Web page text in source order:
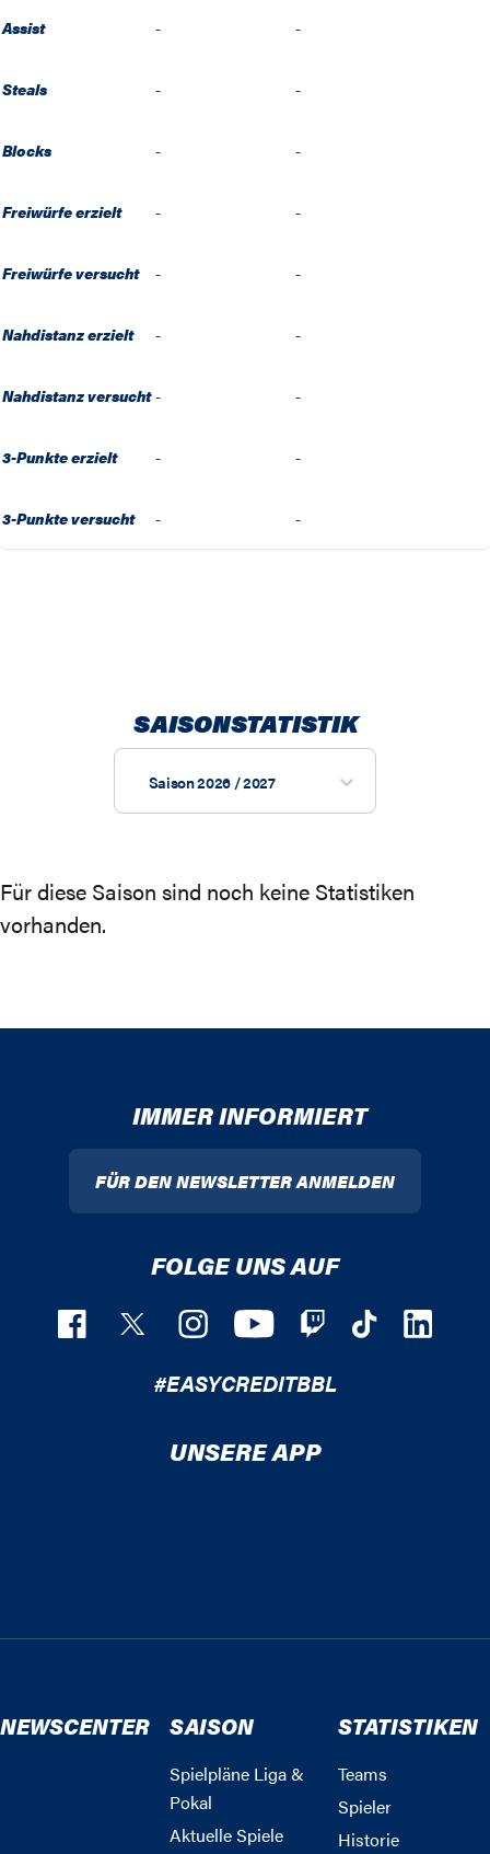
Assist - -
Steals - -
Blocks - -
Freiwürfe erzielt - -
Freiwürfe versucht - -
Nahdistanz erzielt - -
Nahdistanz versucht - -
3-Punkte erzielt - -
3-Punkte versucht - -
SAISONSTATISTIK
Saison 2026 / 2027
Für diese Saison sind noch keine Statistiken
vorhanden.
IMMER INFORMIERT
FÜR DEN NEWSLETTER ANMELDEN
FOLGE UNS AUF
#EASYCREDITBBL
UNSERE APP
NEWSCENTER SAISON
Spielpläne Liga &
Pokal
Aktuelle Spiele
STATISTIKEN
Teams
Spieler
Historie